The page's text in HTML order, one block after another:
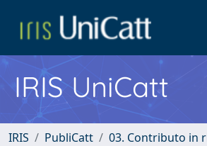
IRIS UniCatt
IRIS PubliCatt 03. Contributo in